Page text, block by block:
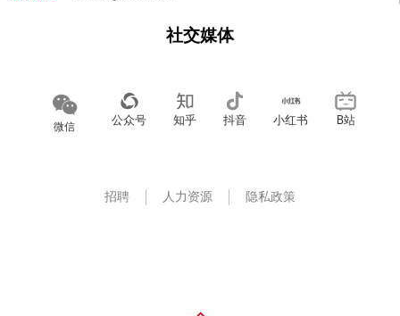
社交媒体
微信 公众号 知乎 抖音 小红书 B站
招聘 人力资源 隐私政策